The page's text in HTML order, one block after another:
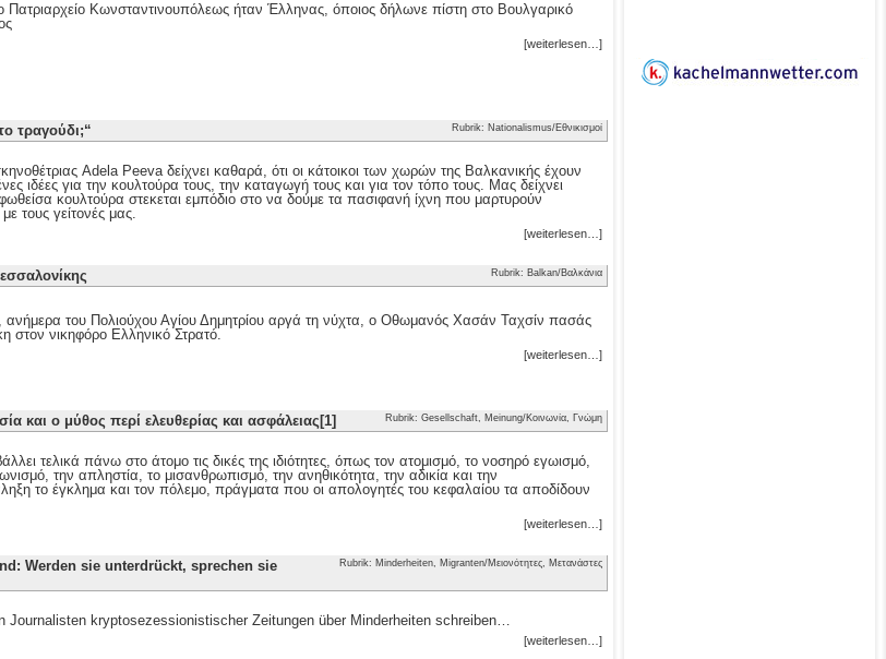
Πατριαρχείο Κωνσταντινουπόλεως ήταν Έλληνας, όποιος δήλωνε πίστη στο Βουλγαρικό
[weiterlesen…]
Rubrik: Nationalismus/Εθνικισμοί
τραγούδι;“
Adela Peeva δείχνει καθαρά, ότι οι κάτοικοι των χωρών της Βαλκανικής έχουν
ιδέες για την κουλτούρα τους, την καταγωγή τους και για τον τόπο τους. Μας δείχνει
κουλτούρα στεκεται εμπόδιο στο να δούμε τα πασιφανή ίχνη που μαρτυρούν
τους γείτονές μας.
[weiterlesen…]
Rubrik: Balkan/Βαλκάνια
ανήμερα του Πολιούχου Αγίου Δημητρίου αργά τη νύχτα, ο Οθωμανός Χασάν Ταχσίν πασάς
στον νικηφόρο Ελληνικό Στρατό.
[weiterlesen…]
Rubrik: Gesellschaft, Meinung/Κοινωνία, Γνώμη
και ο μύθος περί ελευθερίας και ασφάλειας[1]
τελικά πάνω στο άτομο τις δικές της ιδιότητες, όπως τον ατομισμό, το νοσηρό εγωισμό,
την απληστία, το μισανθρωπισμό, την ανηθικότητα, την αδικία και την
το έγκλημα και τον πόλεμο, πράγματα που οι απολογητές του κεφαλαίου τα αποδίδουν
[weiterlesen…]
Rubrik: Minderheiten, Migranten/Μειονότητες, Μετανάστες
Werden sie unterdrückt, sprechen sie
Journalisten kryptosezessionistischer Zeitungen über Minderheiten schreiben…
[weiterlesen…]